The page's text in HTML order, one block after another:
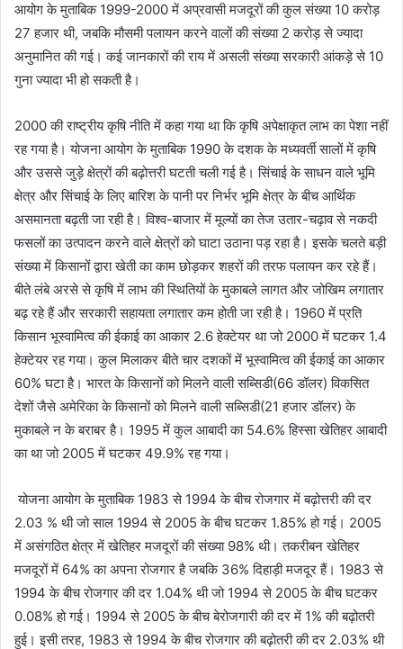
आयोग के मुताबिक 1999-2000 में अप्रवासी मजदूरों की कुल संख्या 10 करोड़
27 हजार थी, जबकि मौसमी पलायन करने वालों की संख्या 2 करोड़ से ज्यादा
अनुमानित की गई। कई जानकारों की राय में असली संख्या सरकारी आंकड़े से 10
गुना ज्यादा भी हो सकती है।
2000 की राष्ट्रीय कृषि नीति में कहा गया था कि कृषि अपेक्षाकृत लाभ का पेशा नहीं
रह गया है। योजना आयोग के मुताबिक 1990 के दशक के मध्यवर्ती सालों में कृषि
और उससे जुड़े क्षेत्रों की बढ़ोत्तरी घटती चली गई है। सिंचाई के साधन वाले भूमि
क्षेत्र और सिंचाई के लिए बारिश के पानी पर निर्भर भूमि क्षेत्र के बीच आर्थिक
असमानता बढ़ती जा रही है। विश्व-बाजार में मूल्यों का तेज उतार-चढ़ाव से नकदी
फसलों का उत्पादन करने वाले क्षेत्रों को घाटा उठाना पड़ रहा है। इसके चलते बड़ी
संख्या में किसानों द्वारा खेती का काम छोड़कर शहरों की तरफ पलायन कर रहे हैं।
बीते लंबे अरसे से कृषि में लाभ की स्थितियों के मुकाबले लागत और जोखिम लगातार
बढ़ रहे हैं और सरकारी सहायता लगातार कम होती जा रही है। 1960 में प्रति
किसान भूस्वामित्व की ईकाई का आकार 2.6 हेक्टेयर था जो 2000 में घटकर 1.4
हेक्टेयर रह गया। कुल मिलाकर बीते चार दशकों में भूस्वामित्व की ईकाई का आकार
60% घटा है। भारत के किसानों को मिलने वाली सब्सिडी(66 डॉलर) विकसित
देशों जैसे अमेरिका के किसानों को मिलने वाली सब्सिडी(21 हजार डॉलर) के
मुकाबले न के बराबर है। 1995 में कुल आबादी का 54.6% हिस्सा खेतिहर आबादी
का था जो 2005 में घटकर 49.9% रह गया।
योजना आयोग के मुताबिक 1983 से 1994 के बीच रोजगार में बढ़ोत्तरी की दर
2.03 % थी जो साल 1994 से 2005 के बीच घटकर 1.85% हो गई। 2005
में असंगठित क्षेत्र में खेतिहर मजदूरों की संख्या 98% थी। तकरीबन खेतिहर
मजदूरों में 64% का अपना रोजगार है जबकि 36% दिहाड़ी मजदूर हैं। 1983 से
1994 के बीच रोजगार की दर 1.04% थी जो 1994 से 2005 के बीच घटकर
0.08% हो गई। 1994 से 2005 के बीच बेरोजगारी की दर में 1% की बढ़ोतरी
हुई। इसी तरह, 1983 से 1994 के बीच रोजगार की बढ़ोतरी की दर 2.03% थी